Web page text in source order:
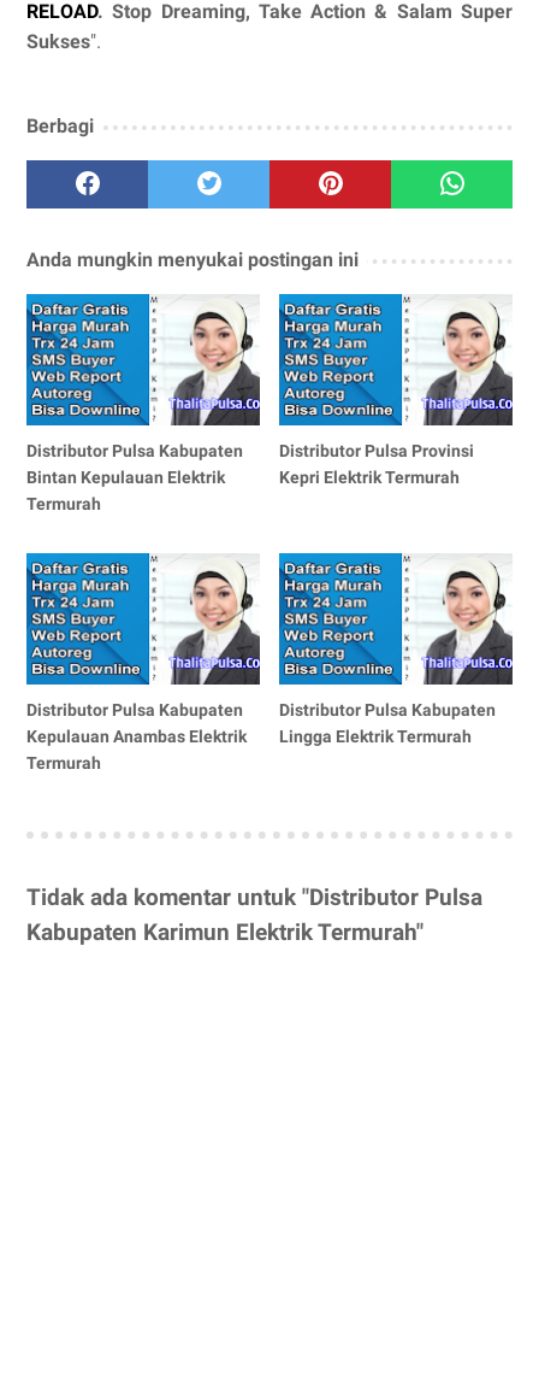
RELOAD. Stop Dreaming, Take Action & Salam Super
Sukses".
Berbagi
Anda mungkin menyukai postingan ini
Distributor Pulsa Kabupaten
Bintan Kepulauan Elektrik
Termurah
Distributor Pulsa Provinsi
Kepri Elektrik Termurah
Distributor Pulsa Kabupaten
Kepulauan Anambas Elektrik
Termurah
Distributor Pulsa Kabupaten
Lingga Elektrik Termurah
Tidak ada komentar untuk "Distributor Pulsa
Kabupaten Karimun Elektrik Termurah"